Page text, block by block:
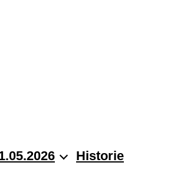
Historie